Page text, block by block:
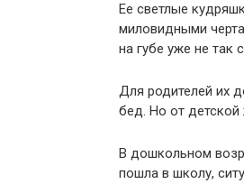
Ее светлые
миловидными
на губе уже не так
Для родителей их
бед. Но от детской
В дошкольном
пошла в школу,